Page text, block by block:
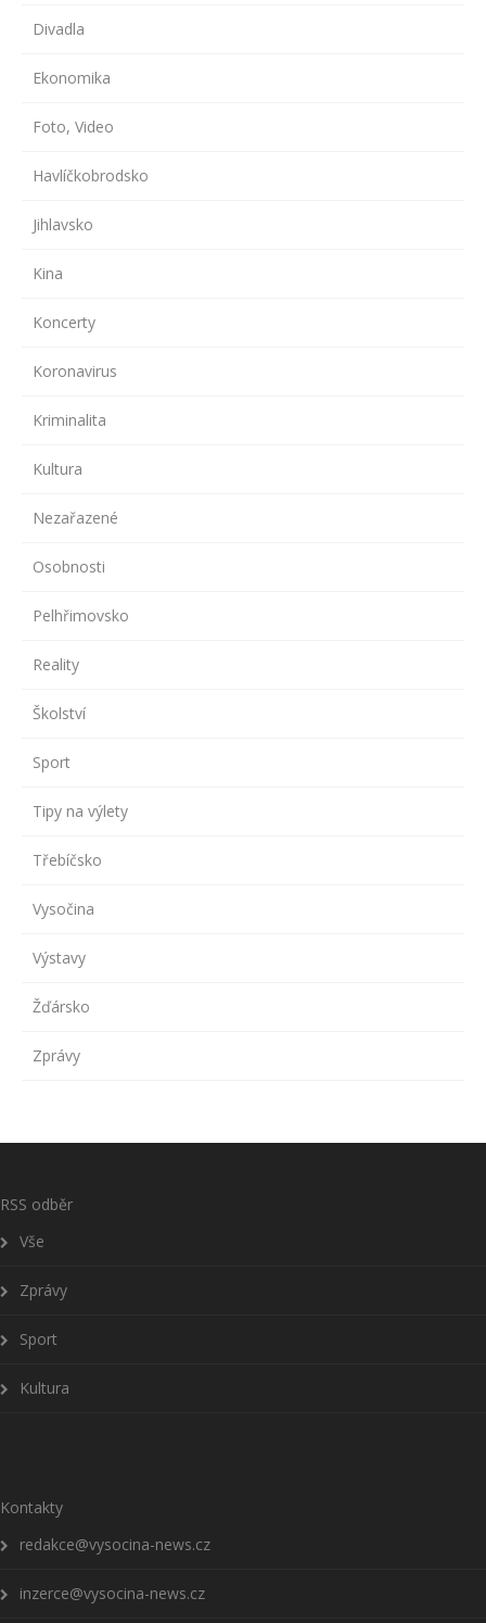
Divadla
Ekonomika
Foto, Video
Havlíčkobrodsko
Jihlavsko
Kina
Koncerty
Koronavirus
Kriminalita
Kultura
Nezařazené
Osobnosti
Pelhřimovsko
Reality
Školství
Sport
Tipy na výlety
Třebíčsko
Vysočina
Výstavy
Žďársko
Zprávy
RSS odběr
Vše
Zprávy
Sport
Kultura
Kontakty
redakce@vysocina-news.cz
inzerce@vysocina-news.cz